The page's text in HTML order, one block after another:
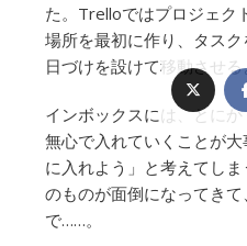
た。Trelloではプロジェク
場所を最初に作り、タス
日づけを設けて移動させる
インボックスには、とにか
無心で入れていくことが
に入れよう」と考えてし
のものが面倒になってき
で……。